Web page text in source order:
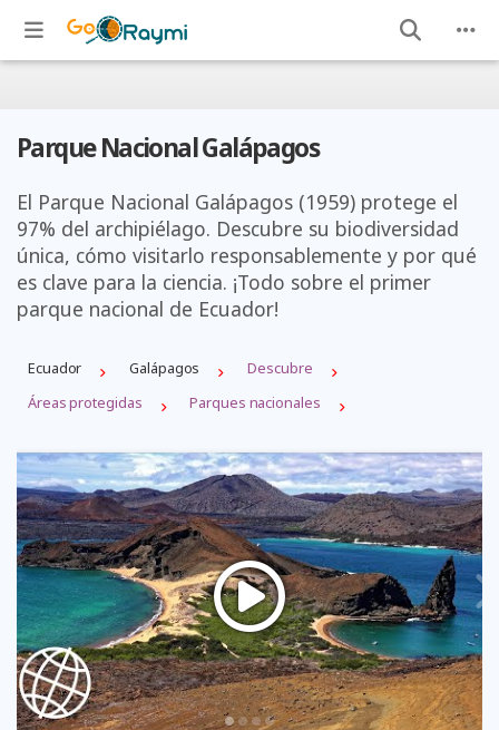
Parque Nacional Galápagos
El Parque Nacional Galápagos (1959) protege el
97% del archipiélago. Descubre su biodiversidad
única, cómo visitarlo responsablemente y por qué
es clave para la ciencia. ¡Todo sobre el primer
parque nacional de Ecuador!
Ecuador Galápagos
Descubre
Áreas protegidas
Parques nacionales
Previous